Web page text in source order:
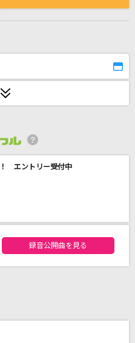
星
ジョン)
Up～
エントリー受付中
ントリーランキング
録音公開曲を見る